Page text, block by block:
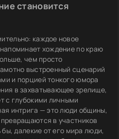
становится
каждое новое
хождение по краю
чем просто
выстроенный сценарий
и порцией тонкого юмора
в захватывающее зрелище,
с глубокими личными
интрига — это люди общины,
в участников
далекие от его мира люди,